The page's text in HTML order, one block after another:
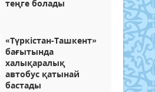
теңге болады
«Түркістан-Ташкент»
бағытында
халықаралық
автобус қатынай
бастады